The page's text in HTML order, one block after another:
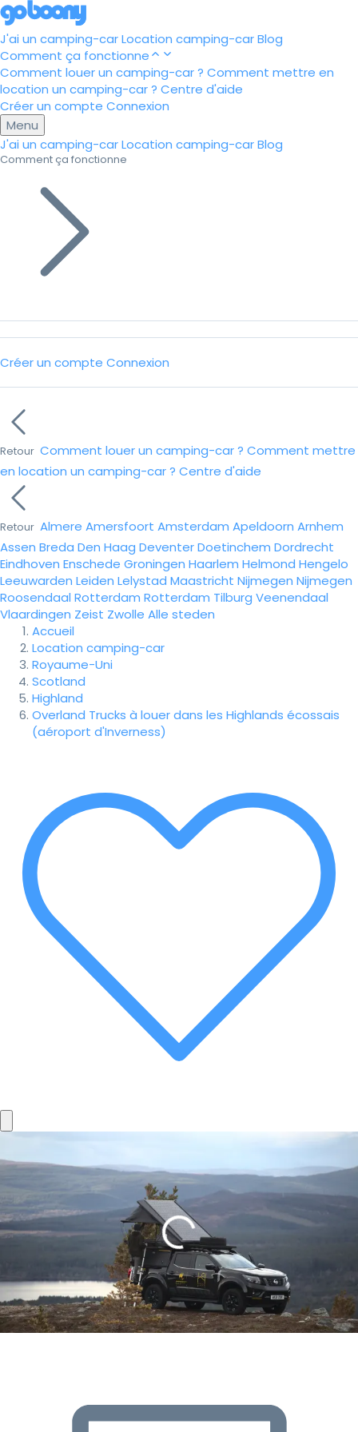
J'ai un camping-carLocation camping-carBlog
Comment ça fonctionne
Comment louer un camping-car ? Comment mettre en
location un camping-car ? Centre d'aide
Créer un compte Connexion
Menu
J'ai un camping-carLocation camping-carBlog
Comment ça fonctionne
Créer un compte Connexion
Retour Comment louer un camping-car ? Comment mettre
en location un camping-car ? Centre d'aide
Retour Almere Amersfoort Amsterdam Apeldoorn Arnhem
Assen Breda Den Haag DeventerDoetinchem Dordrecht
Eindhoven Enschede Groningen Haarlem Helmond Hengelo
Leeuwarden Leiden Lelystad Maastricht Nijmegen Nijmegen
Roosendaal Rotterdam Rotterdam Tilburg Veenendaal
Vlaardingen Zeist Zwolle Alle steden
Accueil
Location camping-car
Royaume-Uni
Scotland
Highland
Overland Trucks à louer dans les Highlands écossais
(aéroport d'Inverness)